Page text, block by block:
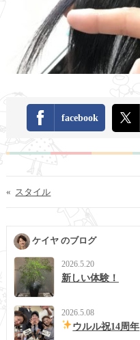
facebook
« スタイル
ケイヤ のブログ
2026.5.20
新しい体験！
2026.5.08
ウルル祝14周年